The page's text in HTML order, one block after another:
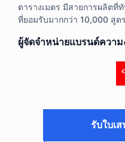
ตารางเมตร มีสายการผลิตที่
ที่ยอมรับมากกว่า 10,000 สูตร
ผู้จัดจำหน่ายแบรนด์ควา
รับใบเ